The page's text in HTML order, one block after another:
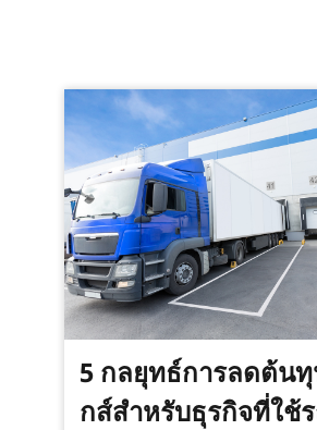
5 กลยุทธ์การลดต้น
กส์สำหรับธุรกิจที่ใช้